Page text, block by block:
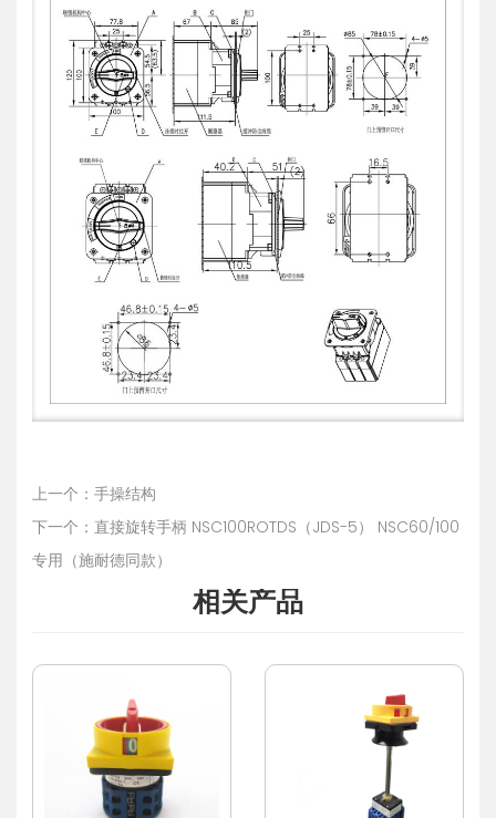
上一个：手操结构
下一个：直接旋转手柄 NSC100ROTDS（JDS-5） NSC60/100
专用（施耐德同款）
相关产品